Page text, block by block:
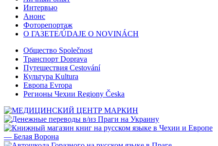
Интервью
Анонс
Фоторепортаж
О ГАЗЕТЕ/ÚDAJE O NOVINÁCH
Общество Společnost
Транспорт Doprava
Путешествия Cestování
Культура Kultura
Европа Evropa
Регионы Чехии Regiony Česka